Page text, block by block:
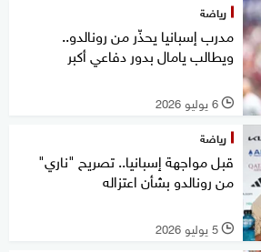
رياضة
مدرب إسبانيا يحذّر من رونالدو..
ويطالب يامال بدور دفاعي أكبر
l 6 يوليو 2026
رياضة
قبل مواجهة إسبانيا.. تصريح "ناري"
من رونالدو بشأن اعتزاله
l 5 يوليو 2026